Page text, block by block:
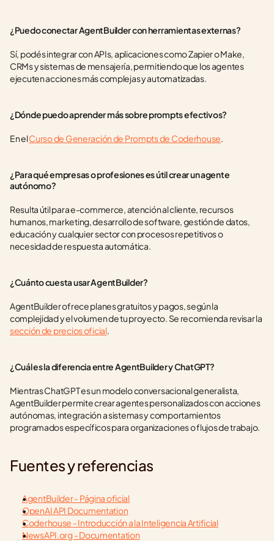
¿Puedo conectar AgentBuilder con herramientas externas?
Sí, podés integrar con APIs, aplicaciones como Zapier o Make,
CRMs y sistemas de mensajería, permitiendo que los agentes
ejecuten acciones más complejas y automatizadas.
¿Dónde puedo aprender más sobre prompts efectivos?
En el Curso de Generación de Prompts de Coderhouse.
¿Para qué empresas o profesiones es útil crear un agente
autónomo?
Resulta útil para e-commerce, atención al cliente, recursos
humanos, marketing, desarrollo de software, gestión de datos,
educación y cualquier sector con procesos repetitivos o
necesidad de respuesta automática.
¿Cuánto cuesta usar AgentBuilder?
AgentBuilder ofrece planes gratuitos y pagos, según la
sección de precios oficial.
¿Cuál es la diferencia entre AgentBuilder y ChatGPT?
Mientras ChatGPT es un modelo conversacional generalista,
AgentBuilder permite crear agentes personalizados con acciones
autónomas, integración a sistemas y comportamientos
programados específicos para organizaciones o flujos de trabajo.
Fuentes y referencias
AgentBuilder - Página oficial
OpenAI API Documentation
Coderhouse - Introducción a la Inteligencia Artificial
NewsAPI.org - Documentation